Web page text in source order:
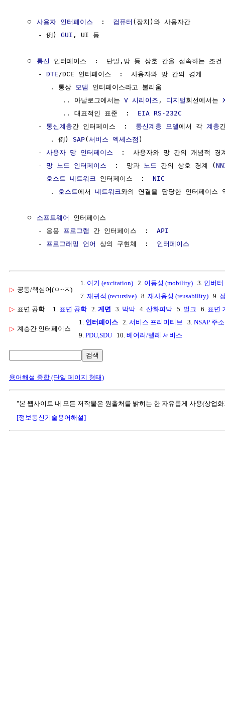
   ㅇ
사용자 인터페이스
  :
컴퓨터 (장치)와 사용자간
      - 例)
GUI , UI 등
   ㅇ
통신
인터페이스  :  단말,망 등 상호 간을 접속하는 조건
      -
DTE /DCE 인터페이스  :  사용자와 망 간의 경계
         . 통상
모뎀
인터페이스라고 불리움
            .. 아날로그에서는
V 시리이즈 , 디지털 회선에서는
            .. 대표적인 표준  :
EIA RS-232C
      -
통신계층간 인터페이스  : 통신계층 모델에서 각 계층
         . 例)
SAP(서비스 엑세스점 )
      -
사용자 망 인터페이스
:  사용자와 망 간의 개념적 경
      -
망 노드 인터페이스
  :  망과
노드 간의 상호 경계 (
      -
호스트 네트워크 인터페이스  : NIC
         .
호스트에서 네트워크와의 연결을 담당한 인터페이스
   ㅇ
소프트웨어
인터페이스
      - 응용
프로그램 간 인터페이스  : API
      -
프로그래밍 언어 상의 구현체  : 인터페이스
▷ 공통/핵심어(ㅇ~ㅈ)
1. 여기 (excitation) 2. 이동성 (mobility) 3. 인버터
7. 재귀적 (recursive) 8. 재사용성 (reusability) 9.
▷ 표면 공학 1. 표면 공학 2. 계면 3. 박막 4. 산화피막 5. 벌크 6. 표면
▷ 계층간 인터페이스
1. 인터페이스 2. 서비스 프리미티브 3. NSAP 주소
9. PDU,SDU 10. 베어러/텔레 서비스
검색
용어해설 종합 (단일 페이지 형태)
"본 웹사이트 내 모든 저작물은 원출처를 밝히는 한 자유롭게 사용(상업
[정보통신기술용어해설]